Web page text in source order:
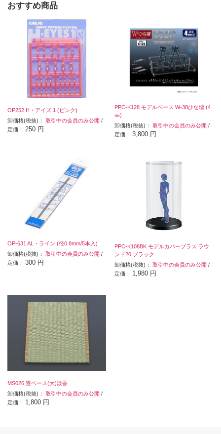
おすすめ商品
OP252 H・アイズ 1 (ピンク)
卸価格(税抜)： 取引中の会員のみ公開 /
定価： 250 円
PPC-K128 モデルベース W-38ひな壇 (4
㎜)
卸価格(税抜)：取引中の会員のみ公開 /
定価：3,800 円
OP-631 AL・ライン (径0.8mm/5本入)
卸価格(税抜)： 取引中の会員のみ公開 /
定価： 300 円
PPC-K108BK モデルカバープラス ラウ
ンド20 ブラック
卸価格(税抜)：取引中の会員のみ公開 /
定価： 1,980 円
MS026 畳ベース(大)淡香
卸価格(税抜)： 取引中の会員のみ公開 /
定価： 1,800 円